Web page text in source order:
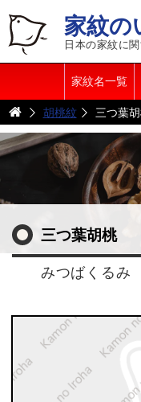
家紋の
日本の家紋に
家紋名一覧
胡桃紋 三つ葉
三つ葉胡桃
みつばくるみ